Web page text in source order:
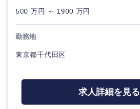
500 万円 ～ 1900 万円
勤務地
東京都千代田区
求人詳細を見る